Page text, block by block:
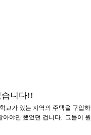
니다!!
교가 있는 지역의 주택을 구입하
아야만 했었던 겁니다. 그들이 원